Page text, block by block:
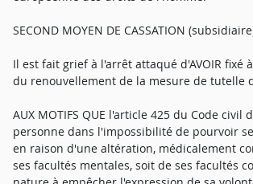
SECOND MOYEN DE CASSATION
Il est fait grief à l'arrêt attaqué d'AVOIR fixé
du renouvellement de la mesure de tutelle
AUX MOTIFS QUE l'article 425 du Code civil
personne dans l'impossibilité de pourvoir
en raison d'une altération, médicalement
ses facultés mentales, soit de ses facultés